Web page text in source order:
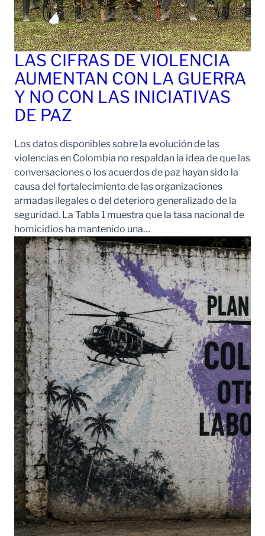
LAS CIFRAS DE VIOLENCIA
AUMENTAN CON LA GUERRA
Y NO CON LAS INICIATIVAS
DE PAZ
Los datos disponibles sobre la evolución de las
violencias en Colombia no respaldan la idea de que las
conversaciones o los acuerdos de paz hayan sido la
causa del fortalecimiento de las organizaciones
armadas ilegales o del deterioro generalizado de la
seguridad. La Tabla 1 muestra que la tasa nacional de
homicidios ha mantenido una…